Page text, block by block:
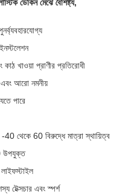
ডেকিন মেঝে বৈশিষ্ট্য,
কাঠ খাওয়া প্রাণীর প্রতিরোধী
আরো নমনীয়
পারে
40 থেকে 60 বিরুদ্ধে মাত্রা স্থায়িত্ব
উপযুক্ত
টেক্সচার এবং স্পর্শ